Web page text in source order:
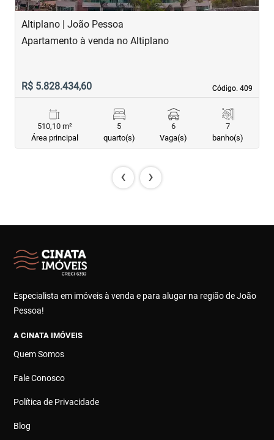
Altiplano | João Pessoa
Código. 409
Código. 409
Apartamento à venda no Altiplano
R$ 5.828.434,60
510,10 m²
Área principal
5
quarto(s)
6
Vaga(s)
7
banho(s)
‹ ›
Especialista em imóveis à venda e para alugar na região de João
Pessoa!
A CINATA IMÓVEIS
Quem Somos
Fale Conosco
Política de Privacidade
Blog